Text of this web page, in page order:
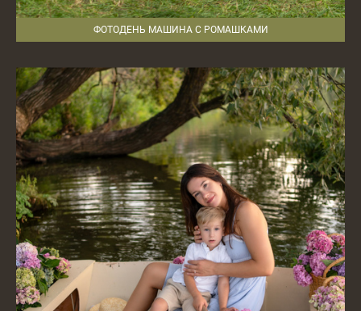
ФОТОДЕНЬ МАШИНА С РОМАШКАМИ